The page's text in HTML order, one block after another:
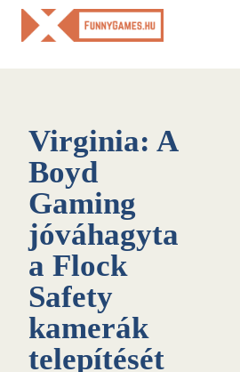
Skip
Virginia: A
Boyd
Gaming
jóváhagyta
a Flock
Safety
kamerák
telepítését